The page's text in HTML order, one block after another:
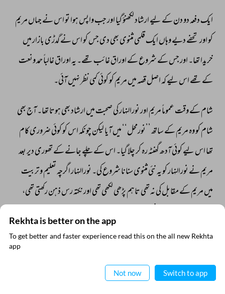
ایک دفعہ دو دن کے لیے ارشاد لکھنؤ گیا اور جب واپس ہوا تو اس نے جہاں مریم
کو اور تحفے دیے وہاں ایک قلمی مثنوی بھی دی جس کو اس نے گدڑی بازار میں
خریدا تھا۔ اور جس کے شروع کے اوراق غائب تھے۔ یہ اوراق غالباً حمد ونعت
کے تھے اس لیے کہ اصل قصہ میں مریم کو کوئی کمی نظر نہیں آئی۔
شام کے وقت عموماً مریم اور نورالنہار کی صحبت میں ارشاد بھی ہوتا تھا۔ آج بھی
شام کو وہ مریم کے ساتھ ’’نورمحل‘‘ میں آیا لیکن چونکہ اس کو کوئی ضروری کام
تھا اس لیے کوئی آدھ گھنٹہ رہ کر چلا گیا۔ اس کے چلے جانے کے تھوری دیر بعد
مریم نے نورالنہار کو یہ نئی مثنوی سنانا شروع کی۔ نورالنہار اگرچہ تعلیم و تربیت
میں مریم کے مقابل کی نہ تھی تاہم پڑھی لکھی تھی اور نکتہ رس ذہن رکھتی تھی،
نہ یہ مے نہ یہ باغ رہ جائےگا
نہ ملنے کا اک داغ رہ جائےگا
Rekhta is better on the app
To get better and faster experience read this on the all new Rekhta
app
Not now Switch to app